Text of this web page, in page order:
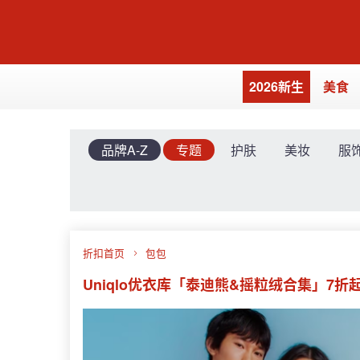
2026新生 美食
品牌A-Z 专题 护肤 美妆 服
折扣首页 包包
Uniqlo优衣库「泰迪熊&摇粒绒合集」7折